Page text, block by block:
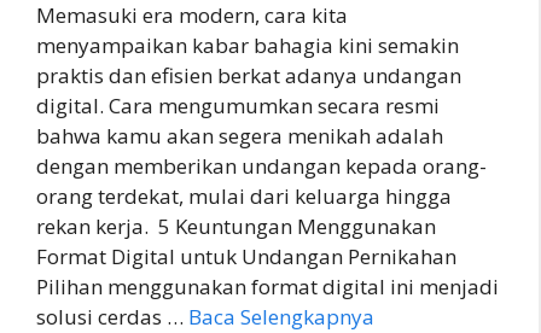
Memasuki era modern, cara kita
menyampaikan kabar bahagia kini semakin
praktis dan efisien berkat adanya undangan
digital. Cara mengumumkan secara resmi
bahwa kamu akan segera menikah adalah
dengan memberikan undangan kepada orang-
orang terdekat, mulai dari keluarga hingga
rekan kerja. 5 Keuntungan Menggunakan
Format Digital untuk Undangan Pernikahan
Pilihan menggunakan format digital ini menjadi
solusi cerdas … Baca Selengkapnya